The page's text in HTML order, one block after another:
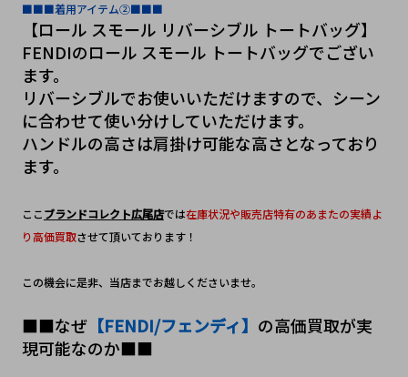
■■■着用アイテム②■■■
【ロール スモール リバーシブル トートバッグ】
FENDIのロール スモール トートバッグでござい
ます。
リバーシブルでお使いいただけますので、シーン
に合わせて使い分けしていただけます。
ハンドルの高さは肩掛け可能な高さとなっており
ます。
ここブランドコレクト広尾店では在庫状況や販売店特有のあまたの実績よ
り高価買取させて頂いております！
この機会に是非、当店までお越しくださいませ。
■■なぜ【FENDI/フェンディ】 の高価買取が実
現可能なのか■■